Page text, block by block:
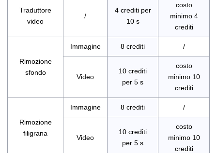
Traduttore
video
/
4 crediti per
10 s
costo
minimo 4
crediti
Rimozione
sfondo
Immagine 8 crediti /
Video
10 crediti
per 5 s
costo
minimo 10
crediti
Rimozione
filigrana
Immagine 8 crediti /
Video
10 crediti
per 5 s
costo
minimo 10
crediti